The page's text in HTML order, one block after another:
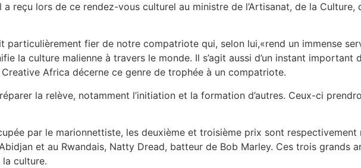
a reçu lors de ce rendez-vous culturel au ministre de l’Artisanat, de la Culture,
particulièrement fier de notre compatriote qui, selon lui,«rend un immense
la culture malienne à travers le monde. Il s’agit aussi d’un instant important
Africa décerne ce genre de trophée à un compatriote.
la relève, notamment l’initiation et la formation d’autres. Ceux-ci
par le marionnettiste, les deuxième et troisième prix sont respectivement
et au Rwandais, Natty Dread, batteur de Bob Marley. Ces trois grands
la culture.